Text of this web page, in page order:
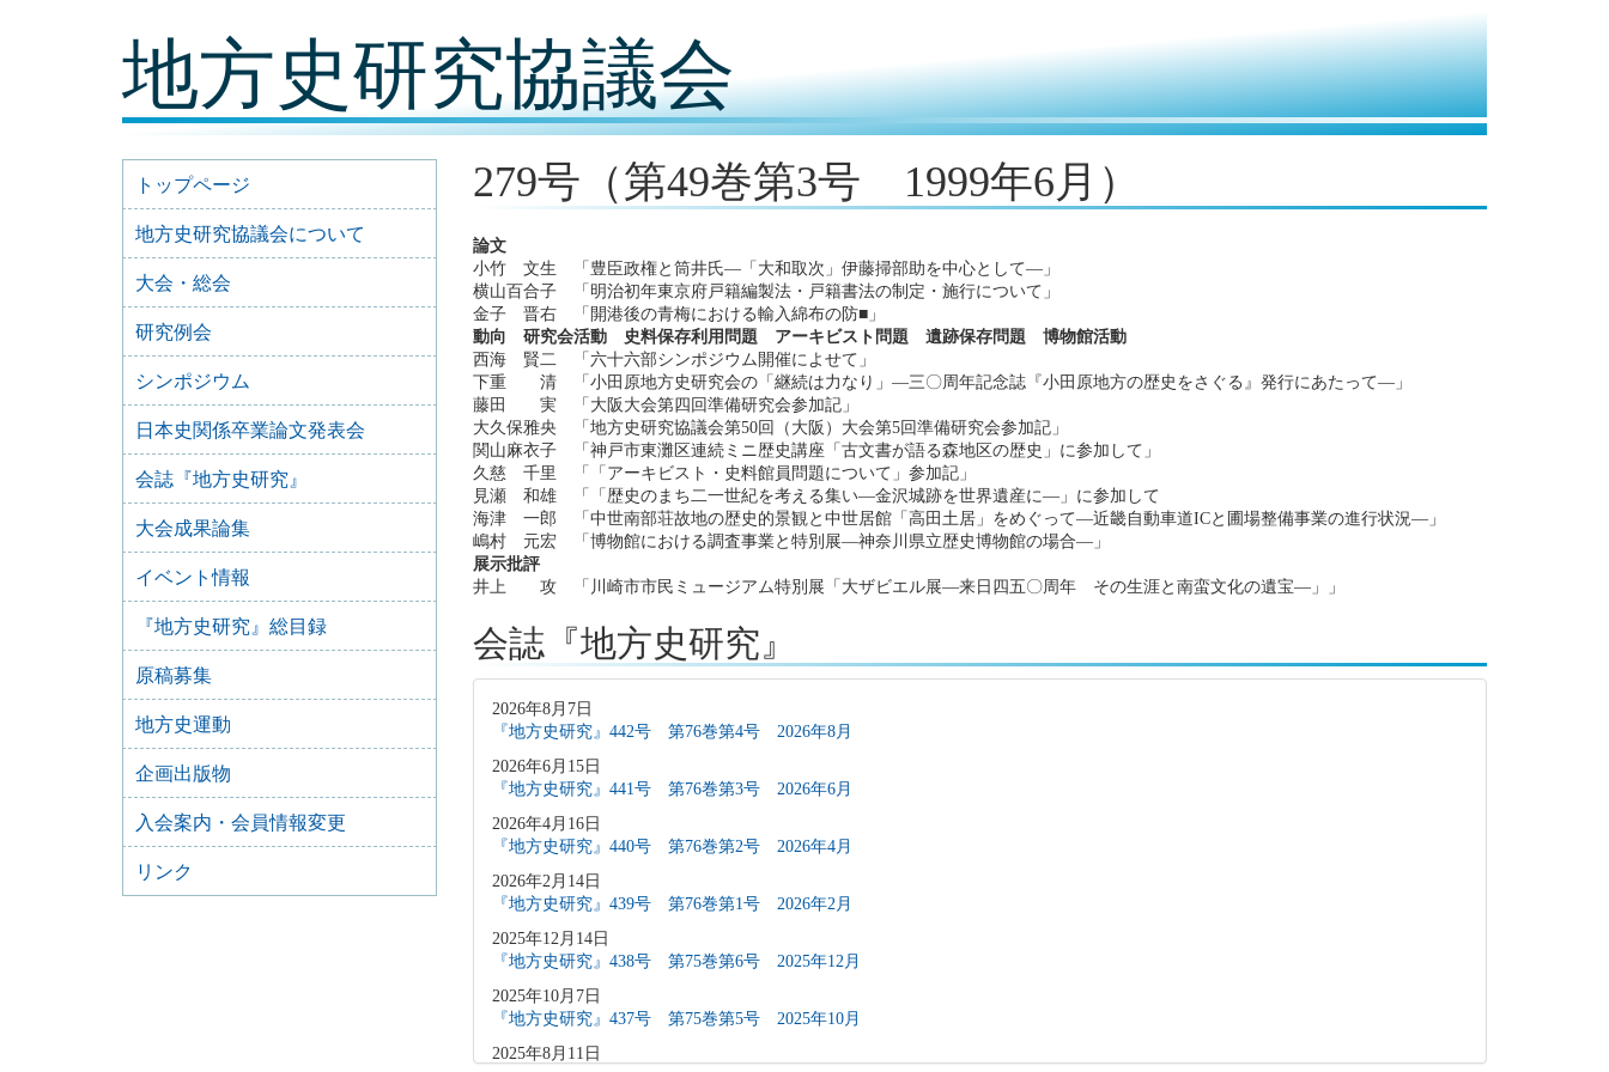
地方史研究協議会
279号（第49巻第3号 1999年6月）
論文
小竹 文生 「豊臣政権と筒井氏―「大和取次」伊藤掃部助を中心として―」
横山百合子 「明治初年東京府戸籍編製法・戸籍書法の制定・施行について」
金子 晋右 「開港後の青梅における輸入綿布の防■」
動向 研究会活動 史料保存利用問題 アーキビスト問題 遺跡保存問題 博物館活動
西海 賢二 「六十六部シンポジウム開催によせて」
下重 清 「小田原地方史研究会の「継続は力なり」―三〇周年記念誌『小田原地方の歴史をさぐる』発行にあたって―」
藤田 実 「大阪大会第四回準備研究会参加記」
大久保雅央 「地方史研究協議会第50回（大阪）大会第5回準備研究会参加記」
関山麻衣子 「神戸市東灘区連続ミニ歴史講座「古文書が語る森地区の歴史」に参加して」
久慈 千里 「「アーキビスト・史料館員問題について」参加記」
見瀬 和雄 「「歴史のまち二一世紀を考える集い―金沢城跡を世界遺産に―」に参加して
海津 一郎 「中世南部荘故地の歴史的景観と中世居館「高田土居」をめぐって―近畿自動車道ICと圃場整備事業の進行状況―」
嶋村 元宏 「博物館における調査事業と特別展―神奈川県立歴史博物館の場合―」
展示批評
井上 攻 「川崎市市民ミュージアム特別展「大ザビエル展―来日四五〇周年 その生涯と南蛮文化の遺宝―」」
会誌『地方史研究』
2026年8月7日
『地方史研究』442号 第76巻第4号 2026年8月
2026年6月15日
『地方史研究』441号 第76巻第3号 2026年6月
2026年4月16日
『地方史研究』440号 第76巻第2号 2026年4月
2026年2月14日
『地方史研究』439号 第76巻第1号 2026年2月
2025年12月14日
『地方史研究』438号 第75巻第6号 2025年12月
2025年10月7日
『地方史研究』437号 第75巻第5号 2025年10月
2025年8月11日
トップページ
地方史研究協議会について
大会・総会
研究例会
シンポジウム
日本史関係卒業論文発表会
会誌『地方史研究』
大会成果論集
イベント情報
『地方史研究』総目録
原稿募集
地方史運動
企画出版物
入会案内・会員情報変更
リンク